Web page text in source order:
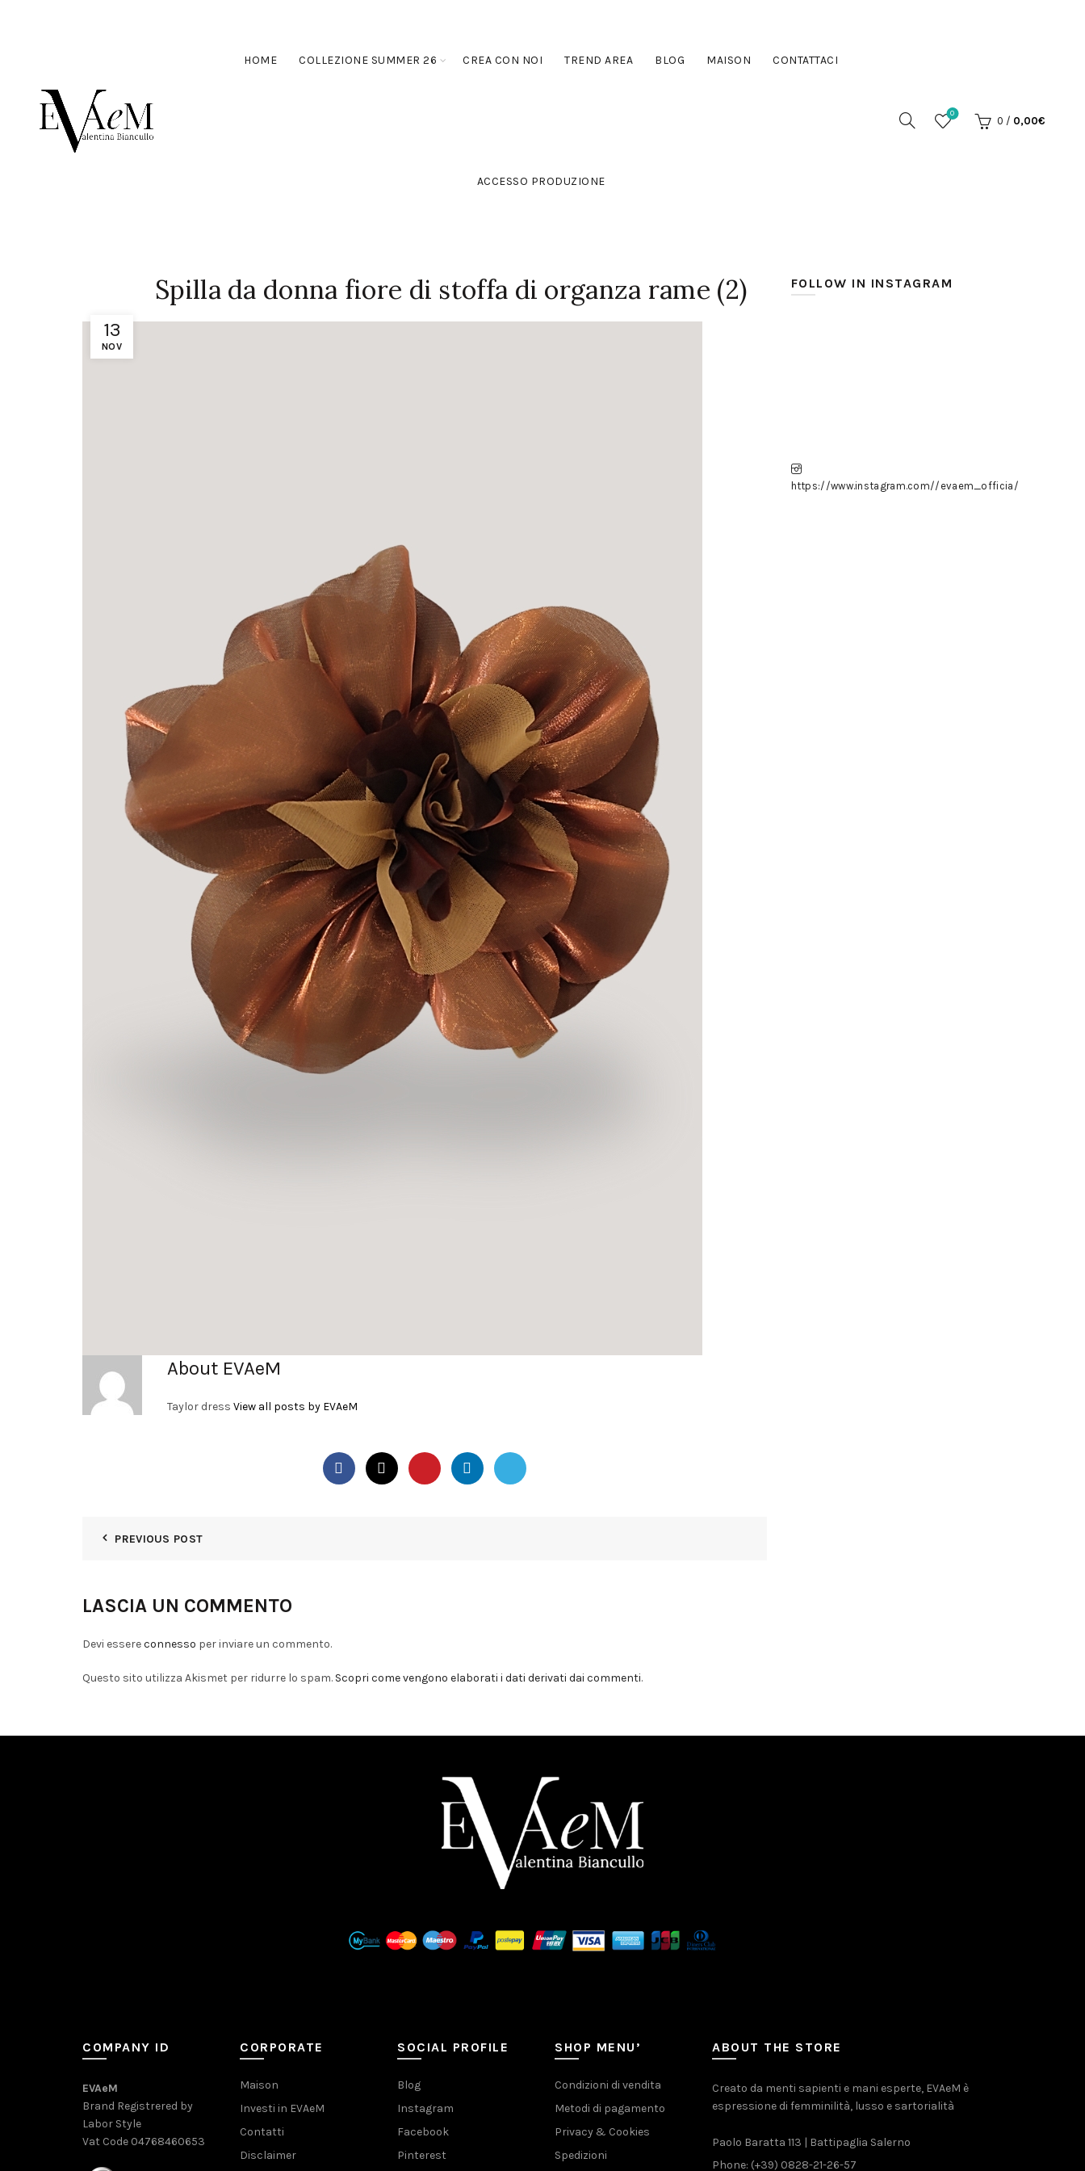
HOME COLLEZIONE SUMMER 26 CREA CON NOI TREND AREA BLOG MAISON CONTATTACI
ACCESSO PRODUZIONE
0
0 / 0,00€
13
NOV
Spilla da donna fiore di stoffa di organza rame (2)
About EVAeM
Taylor dress View all posts by EVAeM
PREVIOUS POST
LASCIA UN COMMENTO
Devi essereconnesso per inviare un commento.
Questo sito utilizza Akismet per ridurre lo spam. Scopri come vengono elaborati i dati derivati dai commenti.
FOLLOW IN INSTAGRAM
https://www.instagram.com//evaem_officia/
COMPANY ID
EVAeM
Brand Registrered by
Labor Style
Vat Code 04768460653
CORPORATE
Maison
Investi in EVAeM
Contatti
Disclaimer
SOCIAL PROFILE
Blog
Instagram
Facebook
Pinterest
SHOP MENU’
Condizioni di vendita
Metodi di pagamento
Privacy & Cookies
Spedizioni
ABOUT THE STORE
Creato da menti sapienti e mani esperte, EVAeM è
espressione di femminilità, lusso e sartorialità
Paolo Baratta 113 | Battipaglia Salerno
Phone: (+39) 0828-21-26-57